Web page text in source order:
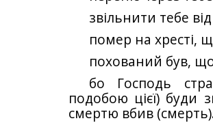
звільнити тебе
помер на хресті,
похований був,
бо Господь
подобою цієї) буди
смертю вбив